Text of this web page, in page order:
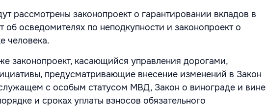
рассмотрены законопроект о гарантировании вкладов в
об осведомителях по неподкупности и законопроект о
человека.
законопроект, касающийся управления дорогами,
предусматривающие внесение изменений в Закон
с особым статусом МВД, Закон о винограде и вине
и сроках уплаты взносов обязательного